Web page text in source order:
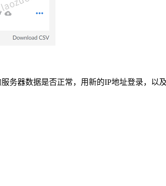
务器数据是否正常，用新的IP地址登录，